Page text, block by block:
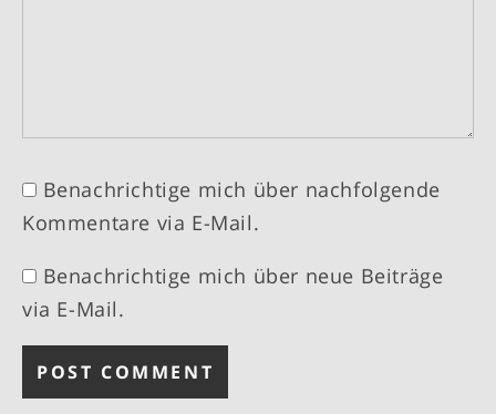
Benachrichtige mich über nachfolgende
Kommentare via E-Mail.
Benachrichtige mich über neue Beiträge
via E-Mail.